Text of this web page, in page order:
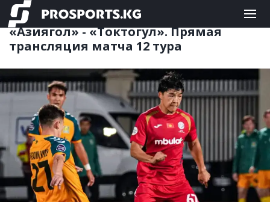
ФУТБОЛ 10.06.2026 19:36
«Азиягол» - «Токтогул». Прямая
трансляция матча 12 тура